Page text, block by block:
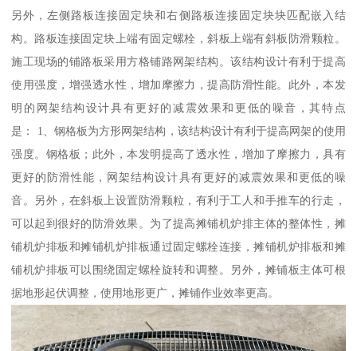
另外，左侧路板连接固定块和右侧路板连接固定块块匹配嵌入结
构。路板连接固定块上端有固定螺栓，斜板上端有斜板防滑颗粒。
施工现场的铺路板采用方格铺路网架结构。该结构设计有利于提高
使用强度，增强透水性，增加摩擦力，提高防滑性能。此外，本发
明的网架结构设计具有更好的减震效果和更低的噪音，其特点
是： 1、钢格板为方形网架结构，该结构设计有利于提高网架的使用
强度。钢格板；此外，本发明提高了透水性，增加了摩擦力，具有
更好的防滑性能，网架结构设计具有更好的减震效果和更低的噪
音。另外，在斜板上设置防滑颗粒，有利于工人和手推车的行走，
可以起到很好的防滑效果。为了提高摊铺机炉排主体的整体性，摊
铺机炉排板和摊铺机炉排板通过固定螺栓连接，摊铺机炉排板和摊
铺机炉排板可以围绕固定螺栓旋转和调整。另外，摊铺板主体可根
据地形起伏调整，使用地形更广，摊铺作业效率更高。